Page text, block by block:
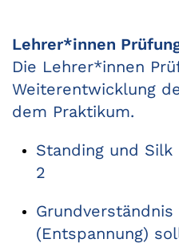
Lehrer*innen
Die Lehrer*innen
Weiterentwicklung
dem Praktikum.
Standing und Silk
2
Grundverständnis
(Entspannung)